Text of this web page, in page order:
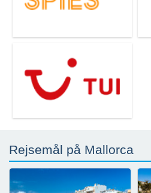
Rejsemål på Mallorca